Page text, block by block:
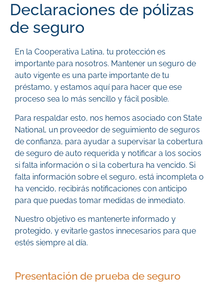
Declaraciones de pólizas
de seguro
En la Cooperativa Latina, tu protección es
importante para nosotros. Mantener un seguro de
auto vigente es una parte importante de tu
préstamo, y estamos aquí para hacer que ese
proceso sea lo más sencillo y fácil posible.
Para respaldar esto, nos hemos asociado con State
National, un proveedor de seguimiento de seguros
de confianza, para ayudar a supervisar la cobertura
de seguro de auto requerida y notificar a los socios
si falta información o si la cobertura ha vencido. Si
falta información sobre el seguro, está incompleta o
ha vencido, recibirás notificaciones con anticipo
para que puedas tomar medidas de inmediato.
Nuestro objetivo es mantenerte informado y
protegido, y evitarle gastos innecesarios para que
estés siempre al día.
Presentación de prueba de seguro